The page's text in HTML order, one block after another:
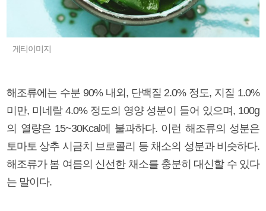
게티이미지
해조류에는 수분 90% 내외, 단백질 2.0% 정도, 지질 1.0%
미만, 미네랄 4.0% 정도의 영양 성분이 들어 있으며, 100g
의 열량은 15~30Kcal에 불과하다. 이런 해조류의 성분은
토마토 상추 시금치 브로콜리 등 채소의 성분과 비슷하다.
해조류가 봄 여름의 신선한 채소를 충분히 대신할 수 있다
는 말이다.